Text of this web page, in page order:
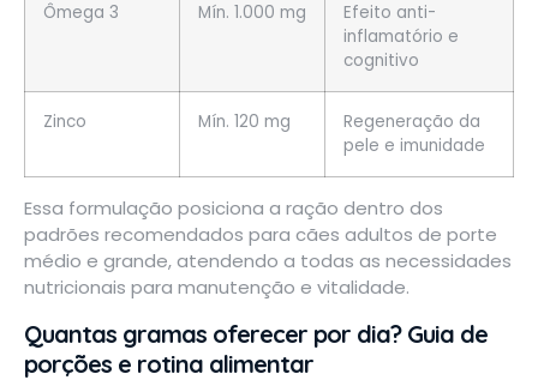
Ômega 3 Mín. 1.000 mg
Efeito anti-
inflamatório e
cognitivo
Zinco Mín. 120 mg
Regeneração da
pele e imunidade
Essa formulação posiciona a ração dentro dos
padrões recomendados para cães adultos de porte
médio e grande, atendendo a todas as necessidades
nutricionais para manutenção e vitalidade.
Quantas gramas oferecer por dia? Guia de
porções e rotina alimentar